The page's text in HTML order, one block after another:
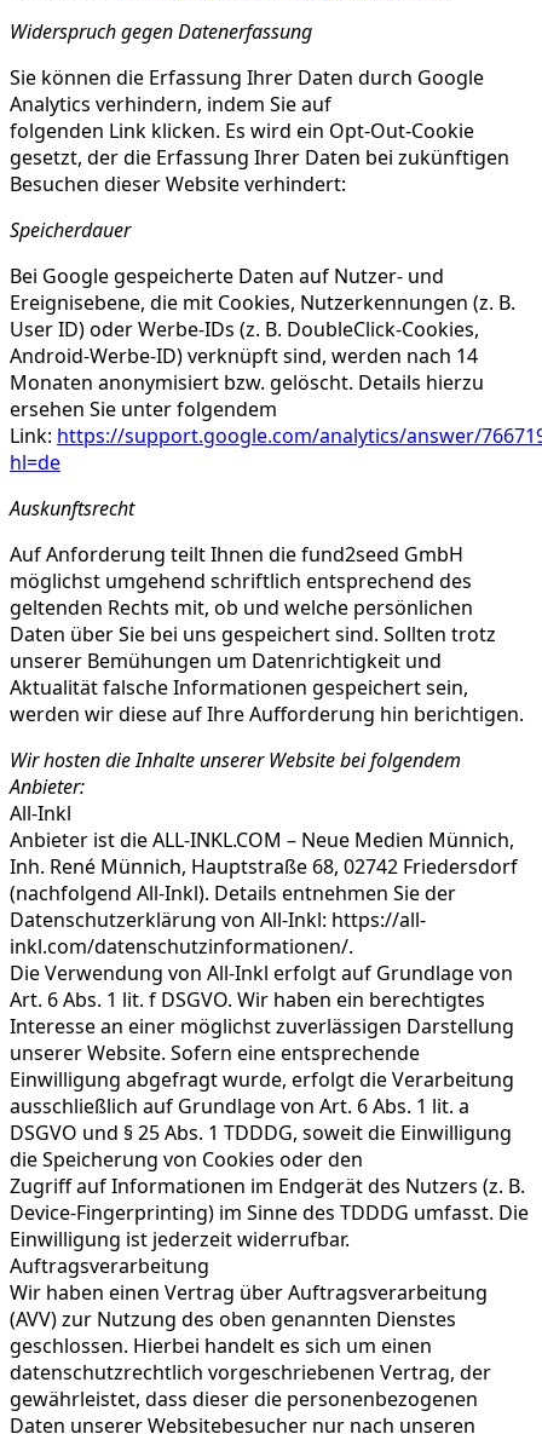
Widerspruch gegen Datenerfassung
Sie können die Erfassung Ihrer Daten durch Google
Analytics verhindern, indem Sie auf
folgenden Link klicken. Es wird ein Opt-Out-Cookie
gesetzt, der die Erfassung Ihrer Daten bei zukünftigen
Besuchen dieser Website verhindert:
Speicherdauer
Bei Google gespeicherte Daten auf Nutzer- und
Ereignisebene, die mit Cookies, Nutzerkennungen (z. B.
User ID) oder Werbe-IDs (z. B. DoubleClick-Cookies,
Android-Werbe-ID) verknüpft sind, werden nach 14
Monaten anonymisiert bzw. gelöscht. Details hierzu
ersehen Sie unter folgendem
Link: https://support.google.com/analytics/answer/
hl=de
Auskunftsrecht
Auf Anforderung teilt Ihnen die fund2seed GmbH
möglichst umgehend schriftlich entsprechend des
geltenden Rechts mit, ob und welche persönlichen
Daten über Sie bei uns gespeichert sind. Sollten trotz
unserer Bemühungen um Datenrichtigkeit und
Aktualität falsche Informationen gespeichert sein,
werden wir diese auf Ihre Aufforderung hin berichtigen.
Wir hosten die Inhalte unserer Website bei folgendem
Anbieter:
All-Inkl
Anbieter ist die ALL-INKL.COM – Neue Medien Münnich,
Inh. René Münnich, Hauptstraße 68, 02742 Friedersdorf
(nachfolgend All-Inkl). Details entnehmen Sie der
Datenschutzerklärung von All-Inkl: https://all-
inkl.com/datenschutzinformationen/.
Die Verwendung von All-Inkl erfolgt auf Grundlage von
Art. 6 Abs. 1 lit. f DSGVO. Wir haben ein berechtigtes
Interesse an einer möglichst zuverlässigen Darstellung
unserer Website. Sofern eine entsprechende
Einwilligung abgefragt wurde, erfolgt die Verarbeitung
ausschließlich auf Grundlage von Art. 6 Abs. 1 lit. a
DSGVO und § 25 Abs. 1 TDDDG, soweit die Einwilligung
die Speicherung von Cookies oder den
Zugriff auf Informationen im Endgerät des Nutzers (z. B.
Device-Fingerprinting) im Sinne des TDDDG umfasst. Die
Einwilligung ist jederzeit widerrufbar.
Auftragsverarbeitung
Wir haben einen Vertrag über Auftragsverarbeitung
(AVV) zur Nutzung des oben genannten Dienstes
geschlossen. Hierbei handelt es sich um einen
datenschutzrechtlich vorgeschriebenen Vertrag, der
gewährleistet, dass dieser die personenbezogenen
Daten unserer Websitebesucher nur nach unseren